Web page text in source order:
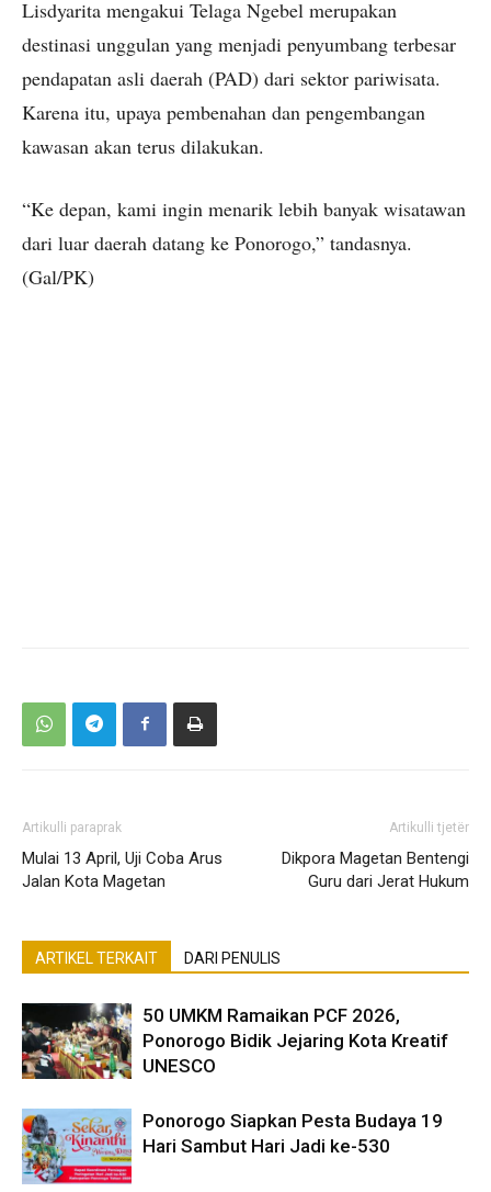
Lisdyarita mengakui Telaga Ngebel merupakan
destinasi unggulan yang menjadi penyumbang terbesar
pendapatan asli daerah (PAD) dari sektor pariwisata.
Karena itu, upaya pembenahan dan pengembangan
kawasan akan terus dilakukan.
“Ke depan, kami ingin menarik lebih banyak wisatawan
dari luar daerah datang ke Ponorogo,” tandasnya.
(Gal/PK)
Artikulli paraprak
Mulai 13 April, Uji Coba Arus
Jalan Kota Magetan
Artikulli tjetër
Dikpora Magetan Bentengi
Guru dari Jerat Hukum
ARTIKEL TERKAIT DARI PENULIS
50 UMKM Ramaikan PCF 2026,
Ponorogo Bidik Jejaring Kota Kreatif
UNESCO
Ponorogo Siapkan Pesta Budaya 19
Hari Sambut Hari Jadi ke-530